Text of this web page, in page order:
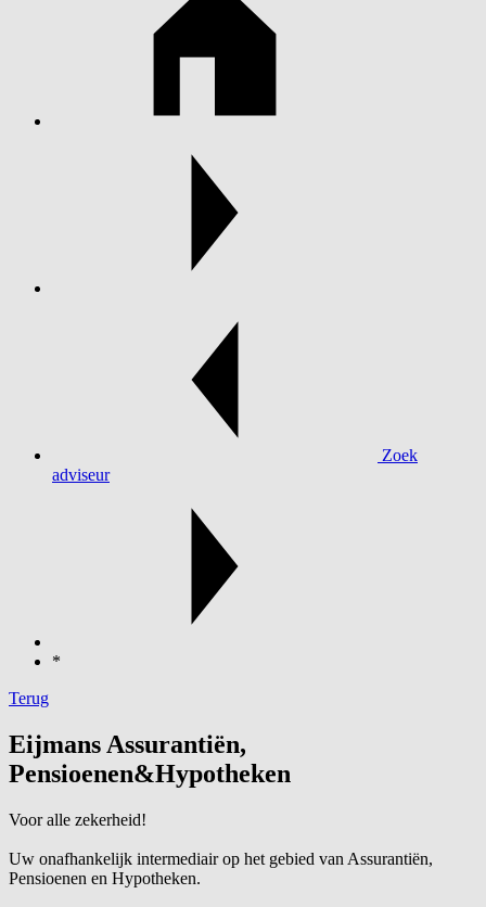
Zoek
adviseur
*
Terug
Eijmans Assurantiën,
Pensioenen&Hypotheken
Voor alle zekerheid!
Uw onafhankelijk intermediair op het gebied van Assurantiën,
Pensioenen en Hypotheken.